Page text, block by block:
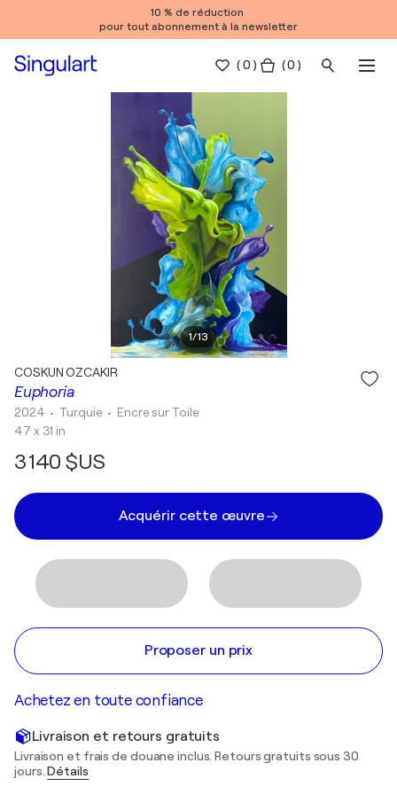
10 % de réduction
pour tout abonnement à la newsletter
(0 ) ( 0 )
1/13
Euphoria
COSKUN OZCAKIR
2024 • Turquie • Encre sur Toile
47 x 31 in
3 140 $US
Acquérir cette œuvre
Proposer un prix
Achetez en toute confiance
Livraison et retours gratuits
Livraison et frais de douane inclus. Retours gratuits sous 30
jours.Détails